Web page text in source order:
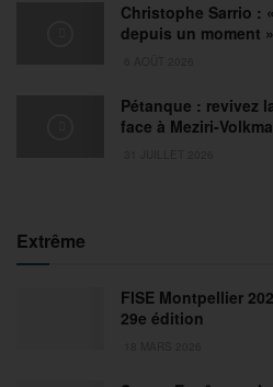
Christophe Sarrio :
depuis un moment »
Pétanque : revivez
face à Meziri-
Extrême
FISE Montpellier
29e édition